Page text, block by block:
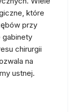
które
przy
gabinety
chirurgii
na
ustnej.